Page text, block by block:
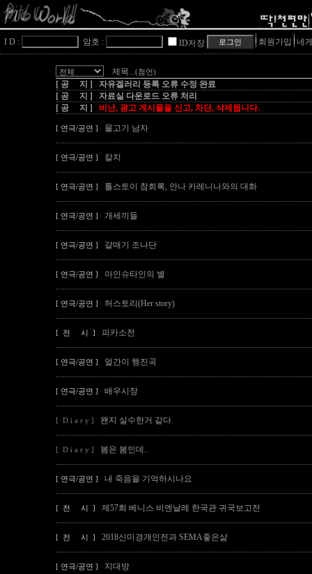
I D : 암호 : ID저장 회원가입 네
제목 ...(첨언)
[ 공 지 ] 자유겔러리 등록 오류 수정 완료
[ 공 지 ] 자료실 다운로드 오류 처리
[ 공 지 ] 비난, 광고 게시물을 신고, 차단, 삭제됩니다.
[ 연극/공연 ] 물고기 남자
[ 연극/공연 ] 칼치
[ 연극/공연 ] 톨스토이 참회록, 안나 카레니나와의 대화
[ 연극/공연 ] 개세끼들
[ 연극/공연 ] 갈매기 조나단
[ 연극/공연 ] 아인슈타인의 별
[ 연극/공연 ] 허스토리(Her story)
[ 전 시 ] 피카소전
[ 연극/공연 ] 얼간이 행진곡
[ 연극/공연 ] 배우시장
[ D i a r y ] 왠지 실수한거 같다.
[ D i a r y ] 봄은 봄인데..
[ 연극/공연 ] 내 죽음을 기억하시나요
[ 전 시 ] 제57회 베니스 비엔날레 한국관 귀국보고전
[ 전 시 ] 2018신미경개인전과 SEMA좋은삶
[ 연극/공연 ] 지대방